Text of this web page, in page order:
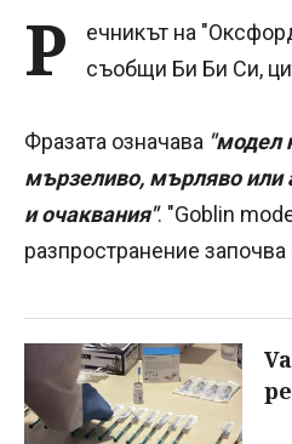
Р
ечникът на
съобщи Би Би Си,
Фразата означава "модел
мързеливо, мърляво или
и очаквания". "Goblin
разпространение